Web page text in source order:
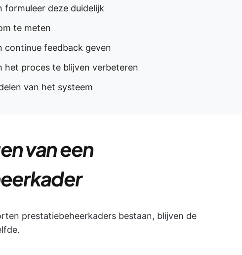
formuleer deze duidelijk
te meten
continue feedback geven
het proces te blijven verbeteren
van het systeem
van een
prestatiebeheerkaders bestaan, blijven de